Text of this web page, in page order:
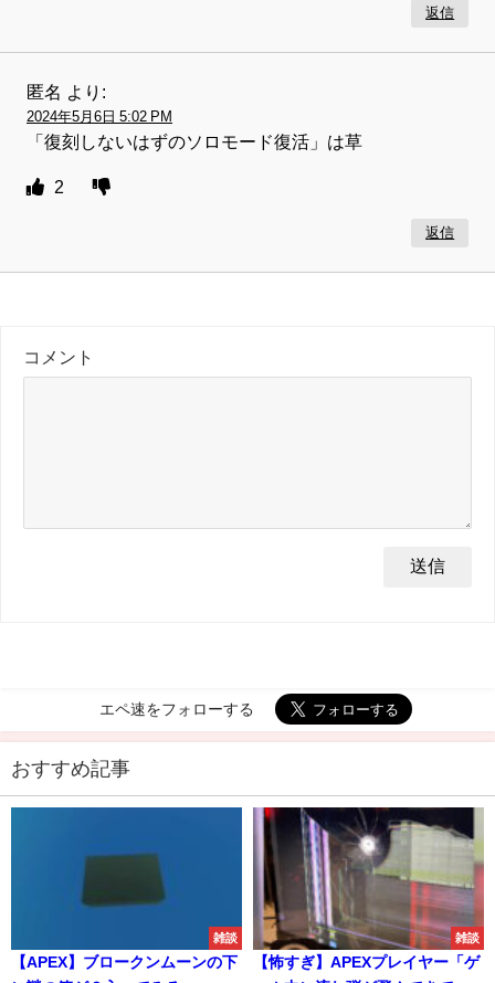
返信
匿名 より:
2024年5月6日 5:02 PM
「復刻しないはずのソロモード復活」は草
2
返信
コメント
エペ速をフォローする
おすすめ記事
雑談
【APEX】ブロークンムーンの下
雑談
【怖すぎ】APEXプレイヤー「ゲ